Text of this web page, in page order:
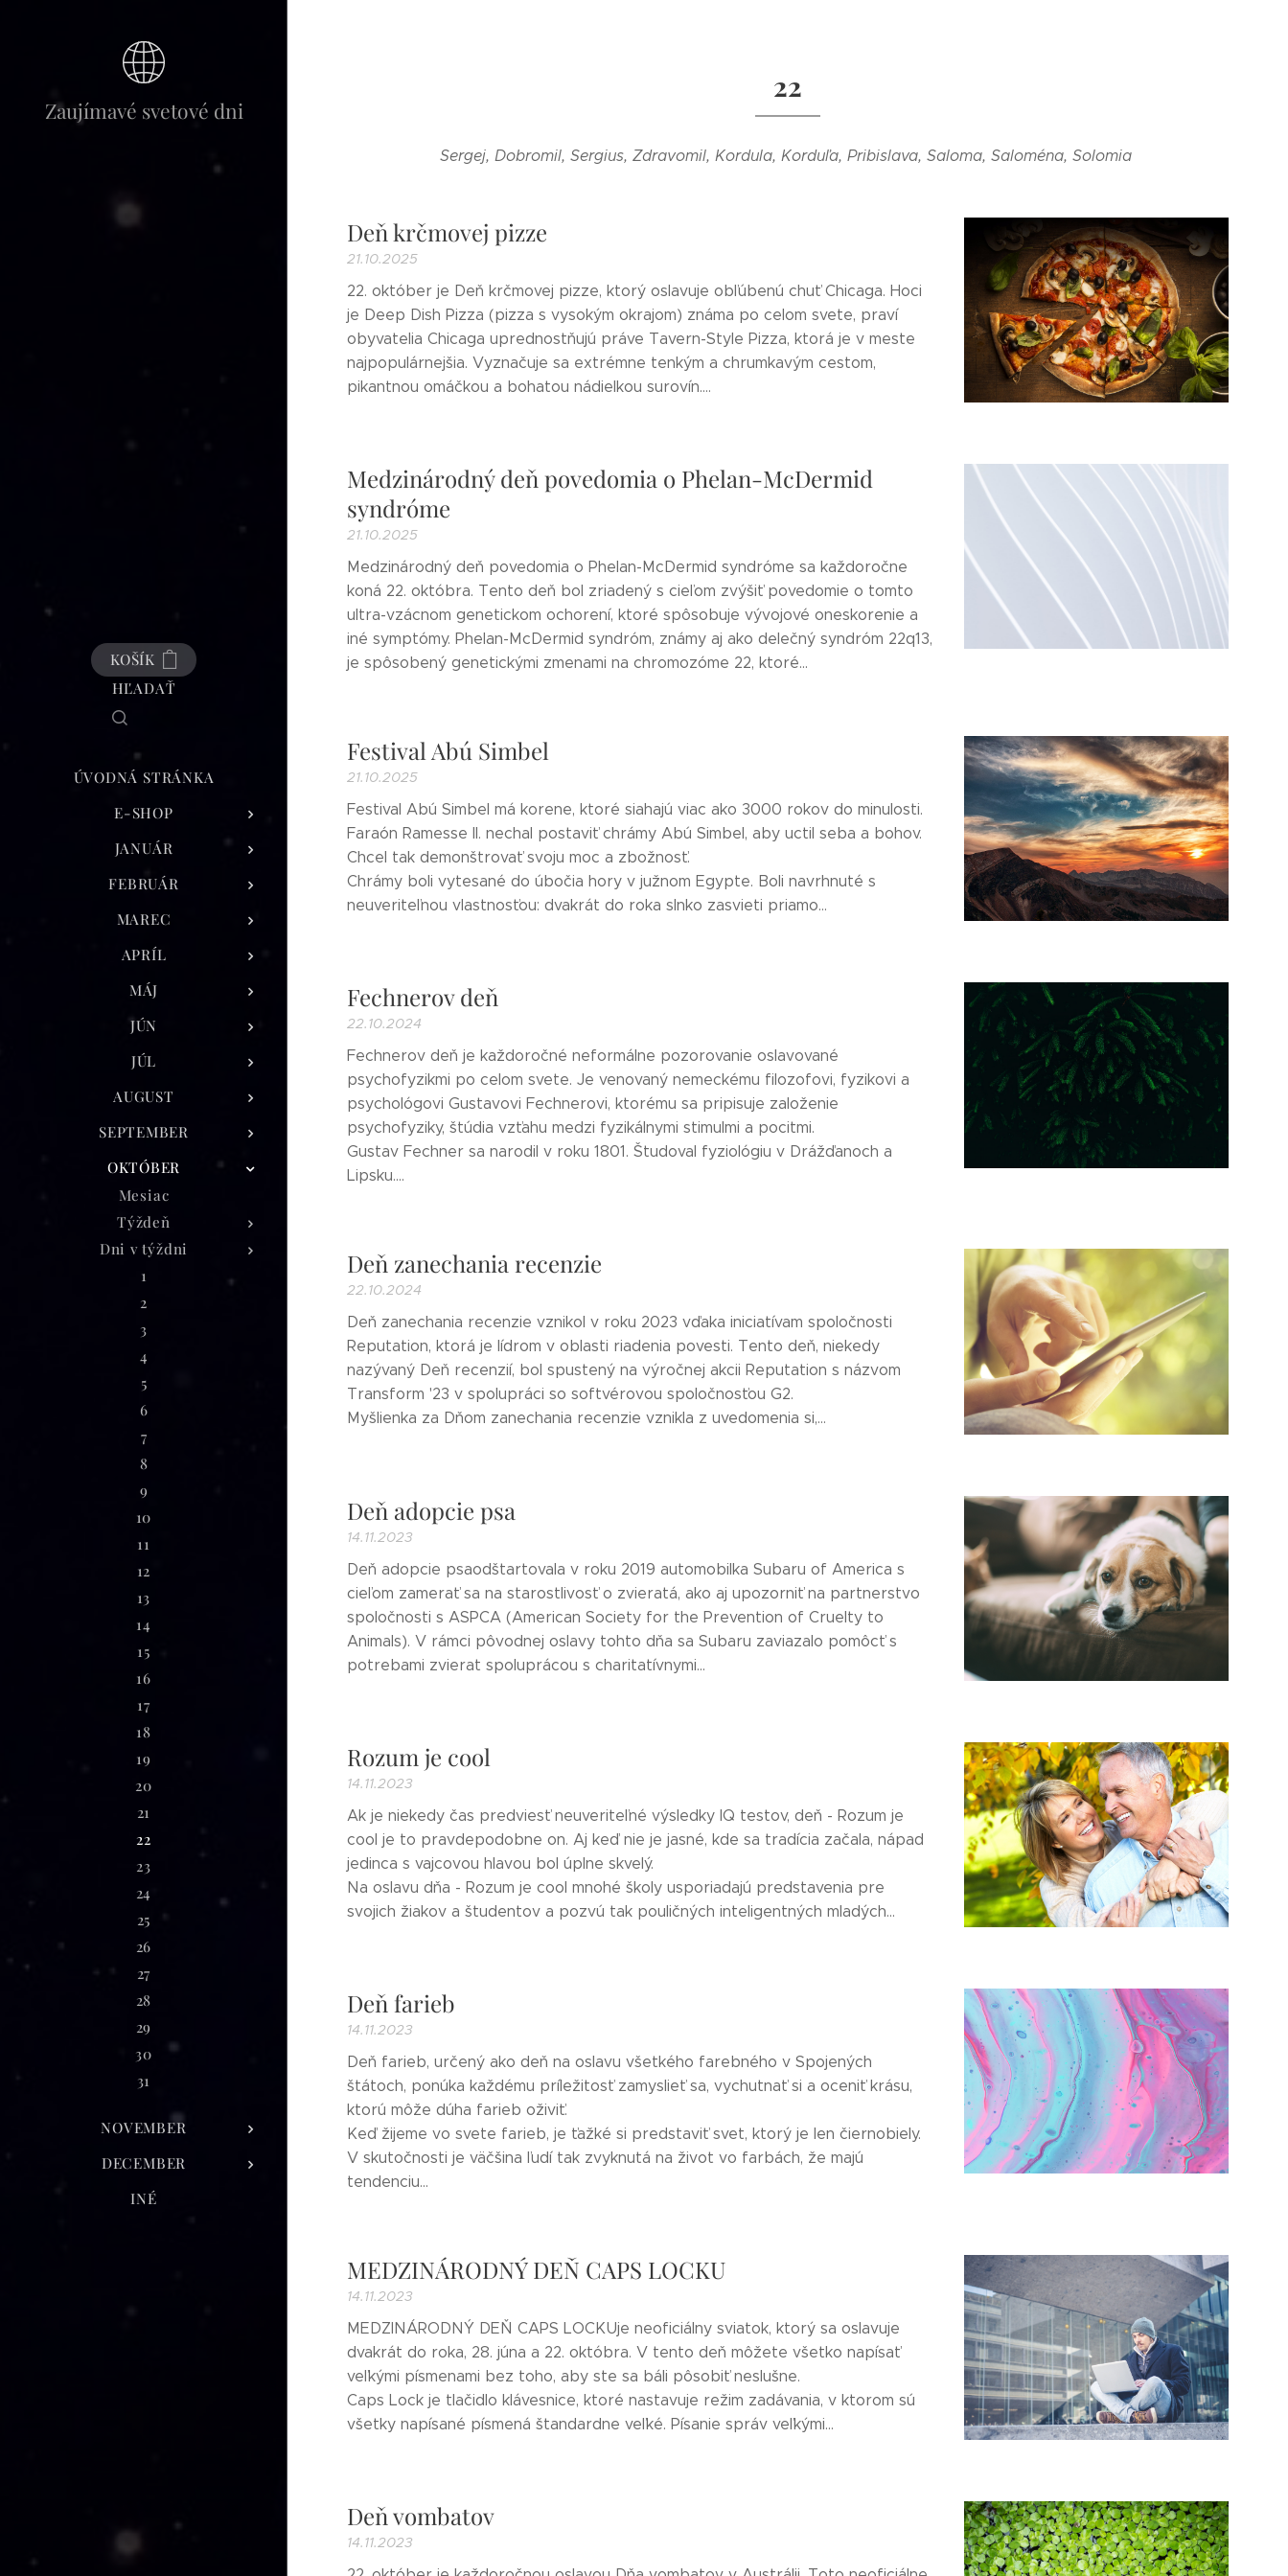
Zaujímavé svetové dni
KOŠÍK
HĽADAŤ
ÚVODNÁ STRÁNKA
E-SHOP
JANUÁR
FEBRUÁR
MAREC
APRÍL
MÁJ
JÚN
JÚL
AUGUST
SEPTEMBER
OKTÓBER
Mesiac
Týždeň
Dni v týždni
1
2
3
4
5
6
7
8
9
10
11
12
13
14
15
16
17
18
19
20
21
22
23
24
25
26
27
28
29
30
31
NOVEMBER
DECEMBER
INÉ
22
Sergej, Dobromil, Sergius, Zdravomil, Kordula, Korduľa, Pribislava, Saloma, Saloména, Solomia
Deň krčmovej pizze
21.10.2025
22. október je Deň krčmovej pizze, ktorý oslavuje obľúbenú chuť Chicaga. Hoci
je Deep Dish Pizza (pizza s vysokým okrajom) známa po celom svete, praví
obyvatelia Chicaga uprednostňujú práve Tavern-Style Pizza, ktorá je v meste
najpopulárnejšia. Vyznačuje sa extrémne tenkým a chrumkavým cestom,
pikantnou omáčkou a bohatou nádielkou surovín....
Medzinárodný deň povedomia o Phelan-McDermid
syndróme
21.10.2025
Medzinárodný deň povedomia o Phelan-McDermid syndróme sa každoročne
koná 22. októbra. Tento deň bol zriadený s cieľom zvýšiť povedomie o tomto
ultra-vzácnom genetickom ochorení, ktoré spôsobuje vývojové oneskorenie a
iné symptómy. Phelan-McDermid syndróm, známy aj ako delečný syndróm 22q13,
je spôsobený genetickými zmenami na chromozóme 22, ktoré...
Festival Abú Simbel
21.10.2025
Festival Abú Simbel má korene, ktoré siahajú viac ako 3000 rokov do minulosti.
Faraón Ramesse II. nechal postaviť chrámy Abú Simbel, aby uctil seba a bohov.
Chcel tak demonštrovať svoju moc a zbožnosť.
Chrámy boli vytesané do úbočia hory v južnom Egypte. Boli navrhnuté s
neuveriteľnou vlastnosťou: dvakrát do roka slnko zasvieti priamo...
Fechnerov deň
22.10.2024
Fechnerov deň je každoročné neformálne pozorovanie oslavované
psychofyzikmi po celom svete. Je venovaný nemeckému filozofovi, fyzikovi a
psychológovi Gustavovi Fechnerovi, ktorému sa pripisuje založenie
psychofyziky, štúdia vzťahu medzi fyzikálnymi stimulmi a pocitmi.
Gustav Fechner sa narodil v roku 1801. Študoval fyziológiu v Drážďanoch a
Lipsku....
Deň zanechania recenzie
22.10.2024
Deň zanechania recenzie vznikol v roku 2023 vďaka iniciatívam spoločnosti
Reputation, ktorá je lídrom v oblasti riadenia povesti. Tento deň, niekedy
nazývaný Deň recenzií, bol spustený na výročnej akcii Reputation s názvom
Transform '23 v spolupráci so softvérovou spoločnosťou G2.
Myšlienka za Dňom zanechania recenzie vznikla z uvedomenia si,...
Deň adopcie psa
14.11.2023
Deň adopcie psaodštartovala v roku 2019 automobilka Subaru of America s
cieľom zamerať sa na starostlivosť o zvieratá, ako aj upozorniť na partnerstvo
spoločnosti s ASPCA (American Society for the Prevention of Cruelty to
Animals). V rámci pôvodnej oslavy tohto dňa sa Subaru zaviazalo pomôcť s
potrebami zvierat spoluprácou s charitatívnymi...
Rozum je cool
14.11.2023
Ak je niekedy čas predviesť neuveriteľné výsledky IQ testov, deň - Rozum je
cool je to pravdepodobne on. Aj keď nie je jasné, kde sa tradícia začala, nápad
jedinca s vajcovou hlavou bol úplne skvelý.
Na oslavu dňa - Rozum je cool mnohé školy usporiadajú predstavenia pre
svojich žiakov a študentov a pozvú tak pouličných inteligentných mladých...
Deň farieb
14.11.2023
Deň farieb, určený ako deň na oslavu všetkého farebného v Spojených
štátoch, ponúka každému príležitosť zamyslieť sa, vychutnať si a oceniť krásu,
ktorú môže dúha farieb oživiť.
Keď žijeme vo svete farieb, je ťažké si predstaviť svet, ktorý je len čiernobiely.
V skutočnosti je väčšina ľudí tak zvyknutá na život vo farbách, že majú
tendenciu...
MEDZINÁRODNÝ DEŇ CAPS LOCKU
14.11.2023
MEDZINÁRODNÝ DEŇ CAPS LOCKUje neoficiálny sviatok, ktorý sa oslavuje
dvakrát do roka, 28. júna a 22. októbra. V tento deň môžete všetko napísať
veľkými písmenami bez toho, aby ste sa báli pôsobiť neslušne.
Caps Lock je tlačidlo klávesnice, ktoré nastavuje režim zadávania, v ktorom sú
všetky napísané písmená štandardne veľké. Písanie správ veľkými...
Deň vombatov
14.11.2023